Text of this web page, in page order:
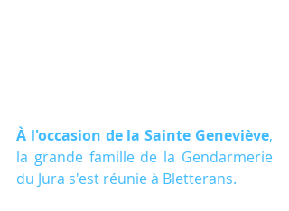
À l'occasion de la Sainte Geneviève,
la grande famille de la Gendarmerie
du Jura s'est réunie à Bletterans.